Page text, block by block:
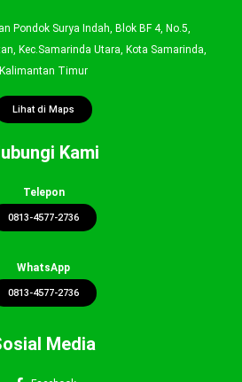
Pondok Surya Indah, Blok BF 4, No.5,
Kec.Samarinda Utara, Kota Samarinda,
Kalimantan Timur
Lihat di Maps
Kami
Telepon
0813-4577-2736
WhatsApp
0813-4577-2736
Media